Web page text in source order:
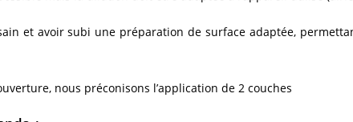
et avoir subi une préparation de surface adaptée,
nous préconisons l’application de 2 couches